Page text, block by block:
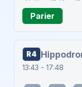
Parier
R4
13:43 - 17:48